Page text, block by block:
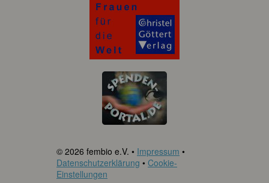
© 2026 fembio e.V. • Impressum •
Datenschutzerklärung • Cookie-
Einstellungen